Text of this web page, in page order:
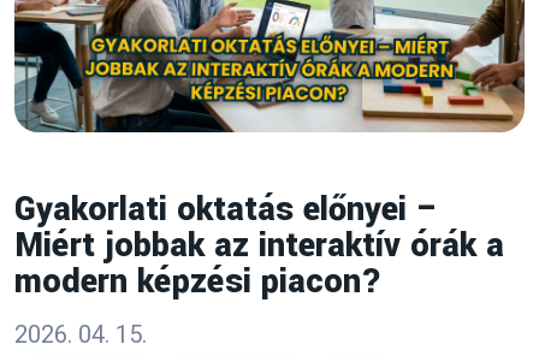
Gyakorlati oktatás előnyei –
Miért jobbak az interaktív órák a
modern képzési piacon?
2026. 04. 15.